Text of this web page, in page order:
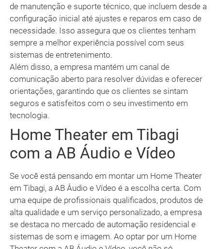
de manutenção e suporte técnico, que incluem desde a
configuração inicial até ajustes e reparos em caso de
necessidade. Isso assegura que os clientes tenham
sempre a melhor experiência possível com seus
sistemas de entretenimento.
Além disso, a empresa mantém um canal de
comunicação aberto para resolver dúvidas e oferecer
orientações, garantindo que os clientes se sintam
seguros e satisfeitos com o seu investimento em
tecnologia.
Home Theater em Tibagi
com a AB Áudio e Vídeo
Se você está pensando em montar um Home Theater
em Tibagi, a AB Áudio e Vídeo é a escolha certa. Com
uma equipe de profissionais qualificados, produtos de
alta qualidade e um serviço personalizado, a empresa
se destaca no mercado de automação residencial e
sistemas de som e imagem. Ao optar por um Home